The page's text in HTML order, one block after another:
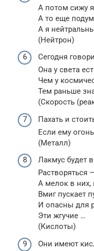
А потом сижу я
А то еще
А я
(Нейтрон)
Сегодня
Она у света
Чем у
Тем раньше
(Скорость
Пахать и
Если ему
(Металл)
Лакмус будет
Растворяться
А мелок в них,
Вмиг пускает
И опасны для
Эти жгучие …
(Кислоты)
Они имеют